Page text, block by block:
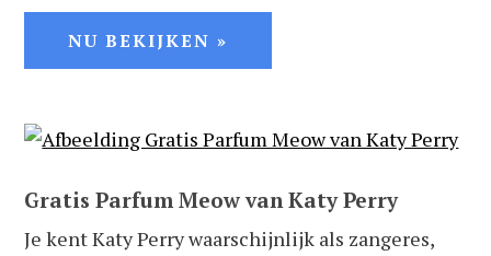
NU BEKIJKEN »
Gratis Parfum Meow van Katy Perry
Je kent Katy Perry waarschijnlijk als zangeres,